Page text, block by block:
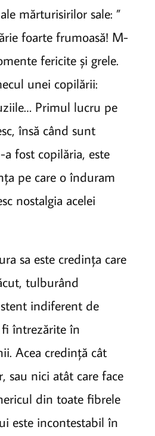
mărturisirilor sale: ”
foarte frumoasă! M-
fericite și grele.
unei copilării:
Primul lucru pe
însă când sunt
fost copilăria, este
pe care o înduram
nostalgia acelei
sa este credința care
tulburând
indiferent de
întrezărite în
Acea credință cât
sau nici atât care face
din toate fibrele
este incontestabil în